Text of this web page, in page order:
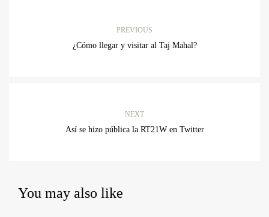
PREVIOUS
¿Cómo llegar y visitar al Taj Mahal?
NEXT
Así se hizo pública la RT21W en Twitter
You may also like